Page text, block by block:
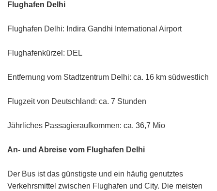
Flughafen Delhi
Flughafen Delhi: Indira Gandhi International Airport
Flughafenkürzel: DEL
Entfernung vom Stadtzentrum Delhi: ca. 16 km südwestlich
Flugzeit von Deutschland: ca. 7 Stunden
Jährliches Passagieraufkommen: ca. 36,7 Mio
An- und Abreise vom Flughafen Delhi
Der Bus ist das günstigste und ein häufig genutztes
Verkehrsmittel zwischen Flughafen und City. Die meisten